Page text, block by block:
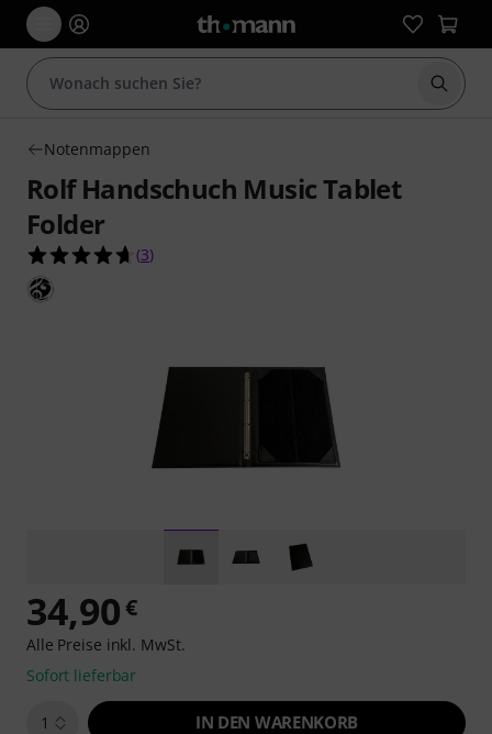
Suche
Notenmappen
Rolf Handschuch Music Tablet
Folder
4.7 von 5 Sternen aus 3 Kundenbewertungen
(3)
34,90€
Alle Preise inkl. MwSt.
Sofort lieferbar
1 IN DEN WARENKORB